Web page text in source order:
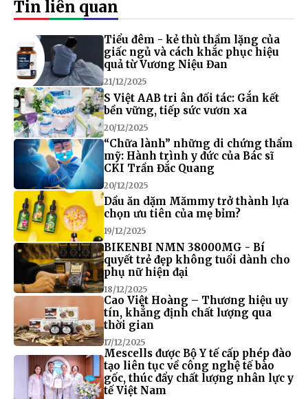
Tin liên quan
Tiểu đêm - kẻ thù thầm lặng của
giấc ngủ và cách khắc phục hiệu
quả từ Vương Niệu Đan
21/12/2025
S Việt AAB tri ân đối tác: Gắn kết
bền vững, tiếp sức vươn xa
20/12/2025
“Chữa lành” những di chứng thẩm
mỹ: Hành trình y đức của Bác sĩ
CKI Trần Đắc Quang
20/12/2025
Dầu ăn dặm Mămmy trở thành lựa
chọn ưu tiên của mẹ bỉm?
19/12/2025
BIKENBI NMN 38000MG - Bí
quyết trẻ đẹp không tuổi dành cho
phụ nữ hiện đại
18/12/2025
Cao Việt Hoàng – Thương hiệu uy
tín, khẳng định chất lượng qua
thời gian
17/12/2025
Mescells được Bộ Y tế cấp phép đào
tạo liên tục về công nghệ tế bào
gốc, thúc đẩy chất lượng nhân lực y
tế Việt Nam